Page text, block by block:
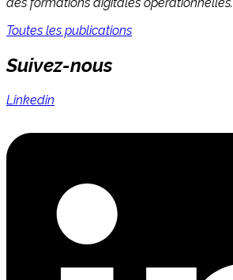
des formations digitales opérationnelles.
Toutes les publications
Suivez-nous
Linkedin